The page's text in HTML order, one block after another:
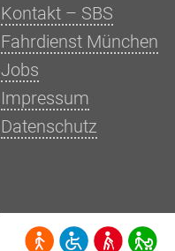
Kontakt – SBS
Fahrdienst München
Jobs
Impressum
Datenschutz